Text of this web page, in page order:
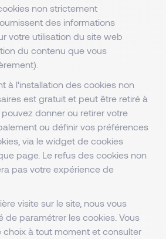
non strictement
des informations
votre utilisation du site web
du contenu que vous
à l'installation des cookies non
est gratuit et peut être retiré à
donner ou retirer votre
ou définir vos préférences
via le widget de cookies
page. Le refus des cookies non
pas votre expérience de
visite sur le site, nous vous
de paramétrer les cookies. Vous
choix à tout moment et consulter